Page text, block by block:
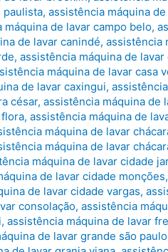
paulista,assistência máquina
máquina de lavar campo belo,
de lavar canindé,assistência
,assistência máquina de lavar
máquina de lavar casa
de lavar caxingui,
césar,assistência máquina de
flora,assistência máquina de
máquina de lavar
máquina de lavar
máquina de lavar cidade
de lavar cidade monções
de lavar cidade vargas,
consolação,assistência
,assistência máquina de lavar
de lavar grande são paulo